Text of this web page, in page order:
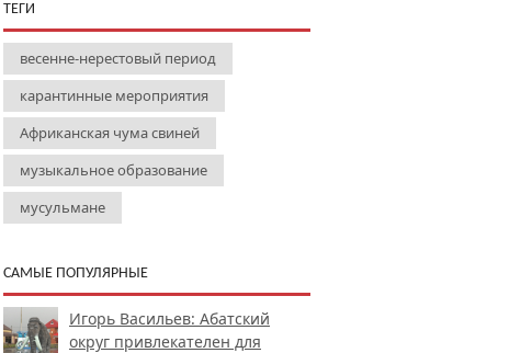
ТЕГИ
весенне-нерестовый период
карантинные мероприятия
Африканская чума свиней
музыкальное образование
мусульмане
САМЫЕ ПОПУЛЯРНЫЕ
Игорь Васильев: Абатский
округ привлекателен для